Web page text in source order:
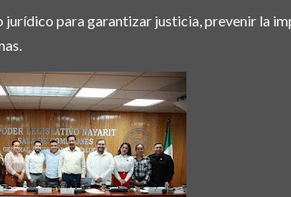
para garantizar justicia, prevenir la